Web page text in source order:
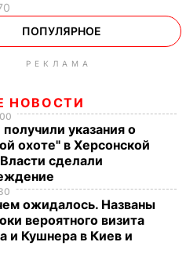
ПОПУЛЯРНОЕ
РЕКЛАМА
НОВОСТИ
получили указания о
охоте" в Херсонской
сделали
ожидалось. Названы
вероятного визита
и Кушнера в Киев и